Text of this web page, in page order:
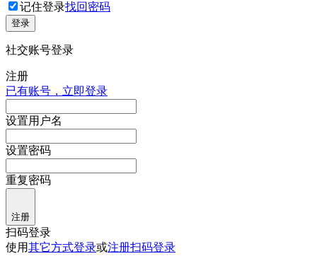
记住登录找回密码
登录
社交账号登录
注册
已有账号，立即登录
设置用户名
设置密码
重复密码
注册
扫码登录
使用其它方式登录或注册扫码登录